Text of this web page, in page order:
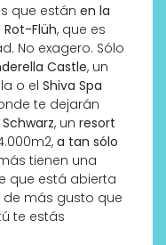
que están en la
Flüh, que es
No exagero. Sólo
Castle, un
o el Shiva Spa
te dejarán
Schwarz, un resort
a tan sólo
tienen una
que está abierta
más gusto que
te estás